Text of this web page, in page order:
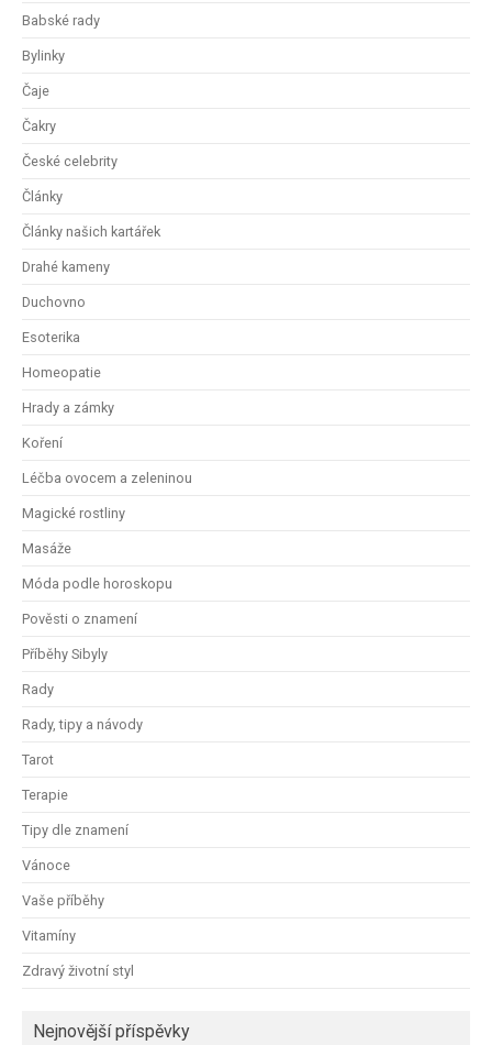
Babské rady
Bylinky
Čaje
Čakry
České celebrity
Články
Články našich kartářek
Drahé kameny
Duchovno
Esoterika
Homeopatie
Hrady a zámky
Koření
Léčba ovocem a zeleninou
Magické rostliny
Masáže
Móda podle horoskopu
Pověsti o znamení
Příběhy Sibyly
Rady
Rady, tipy a návody
Tarot
Terapie
Tipy dle znamení
Vánoce
Vaše příběhy
Vitamíny
Zdravý životní styl
Nejnovější příspěvky